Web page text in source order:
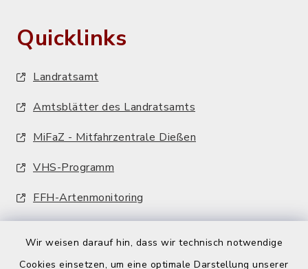
Wir weisen darauf hin, dass wir technisch notwendige
Cookies einsetzen, um eine optimale Darstellung unserer
Quicklinks
Landratsamt
Amtsblätter des Landratsamts
MiFaZ - Mitfahrzentrale Dießen
VHS-Programm
FFH-Artenmonitoring